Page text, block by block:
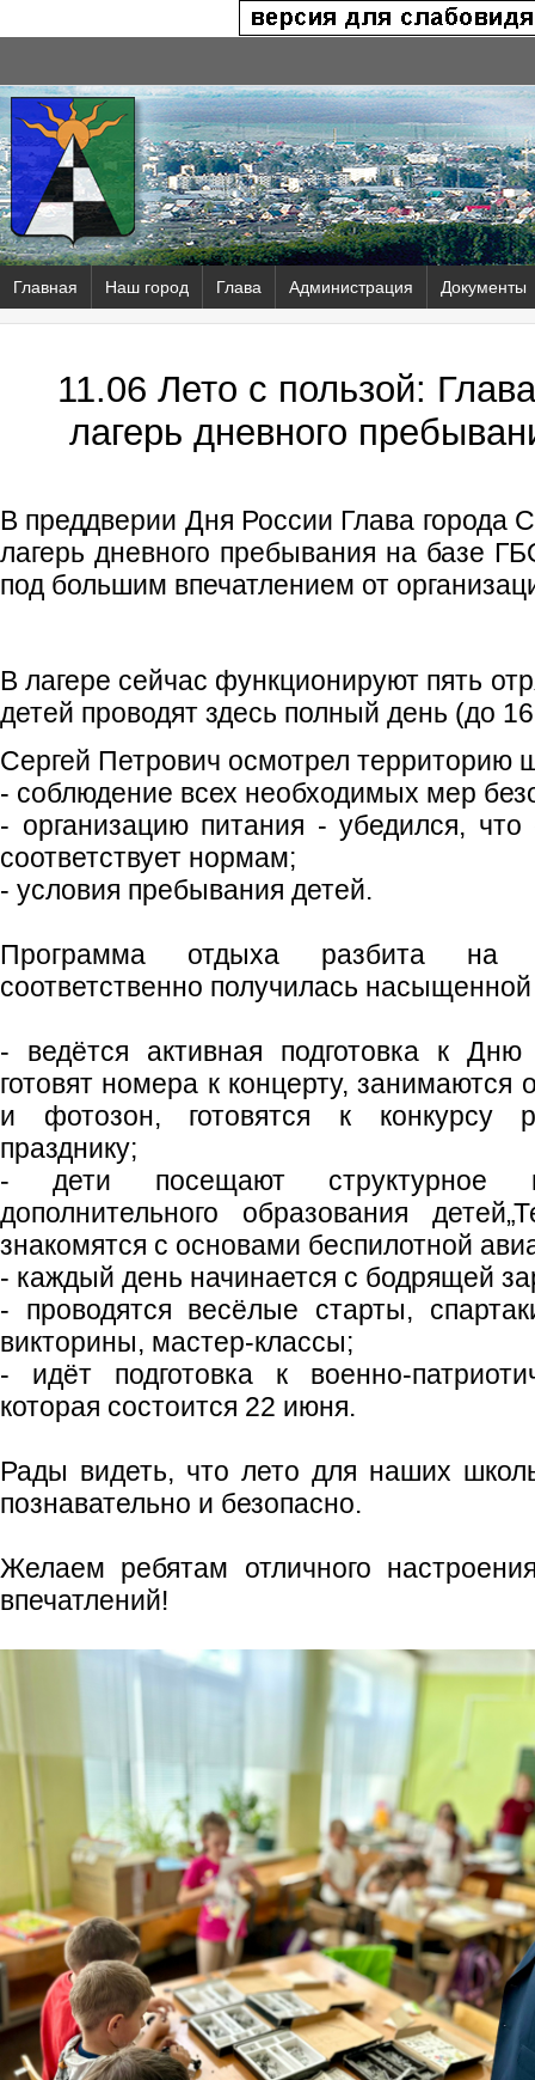
Главная Наш город Глава Администрация Документы
11.06 Лето с пользой:
лагерь дневного
В преддверии Дня России Глава города
лагерь дневного пребывания на базе
под большим впечатлением от
В лагере сейчас функционируют пять
детей проводят здесь полный день (до
Сергей Петрович осмотрел территорию
- соблюдение всех необходимых мер
- организацию питания - убедился,
соответствует нормам;
- условия пребывания детей.
Программа отдыха разбита на
соответственно получилась
- ведётся активная подготовка к
готовят номера к концерту,
и фотозон, готовятся к конкурсу
празднику;
- дети посещают структурное
дополнительного образования
знакомятся с основами беспилотной
- каждый день начинается с бодрящей
- проводятся весёлые старты,
викторины, мастер-классы;
- идёт подготовка к
которая состоится 22 июня.
Рады видеть, что лето для наших
познавательно и безопасно.
Желаем ребятам отличного
впечатлений!